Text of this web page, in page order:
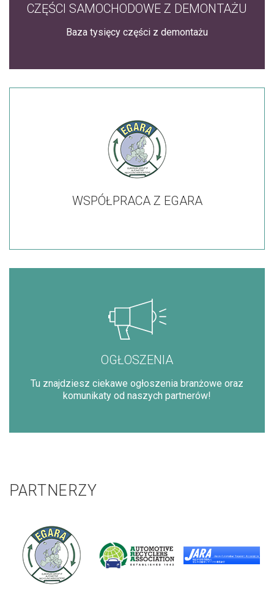
CZĘŚCI SAMOCHODOWE Z DEMONTAŻU
Baza tysięcy części z demontażu
WSPÓŁPRACA Z EGARA
OGŁOSZENIA
Tu znajdziesz ciekawe ogłoszenia branżowe oraz
komunikaty od naszych partnerów!
PARTNERZY